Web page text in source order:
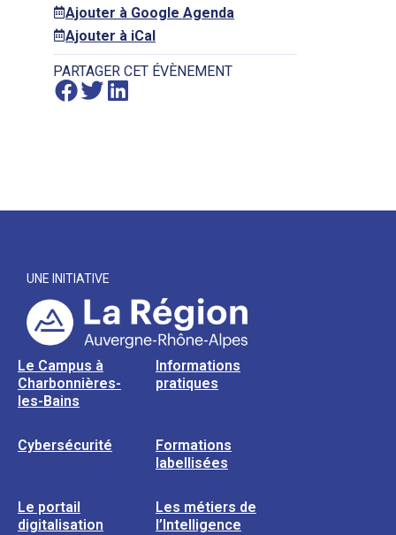
Ajouter à Google Agenda
Ajouter à iCal
PARTAGER CET ÉVÈNEMENT
UNE INITIATIVE
Le Campus à
Charbonnières-
les-Bains
Informations
pratiques
Cybersécurité
Formations
labellisées
Le portail
digitalisation
Les métiers de
l’Intelligence